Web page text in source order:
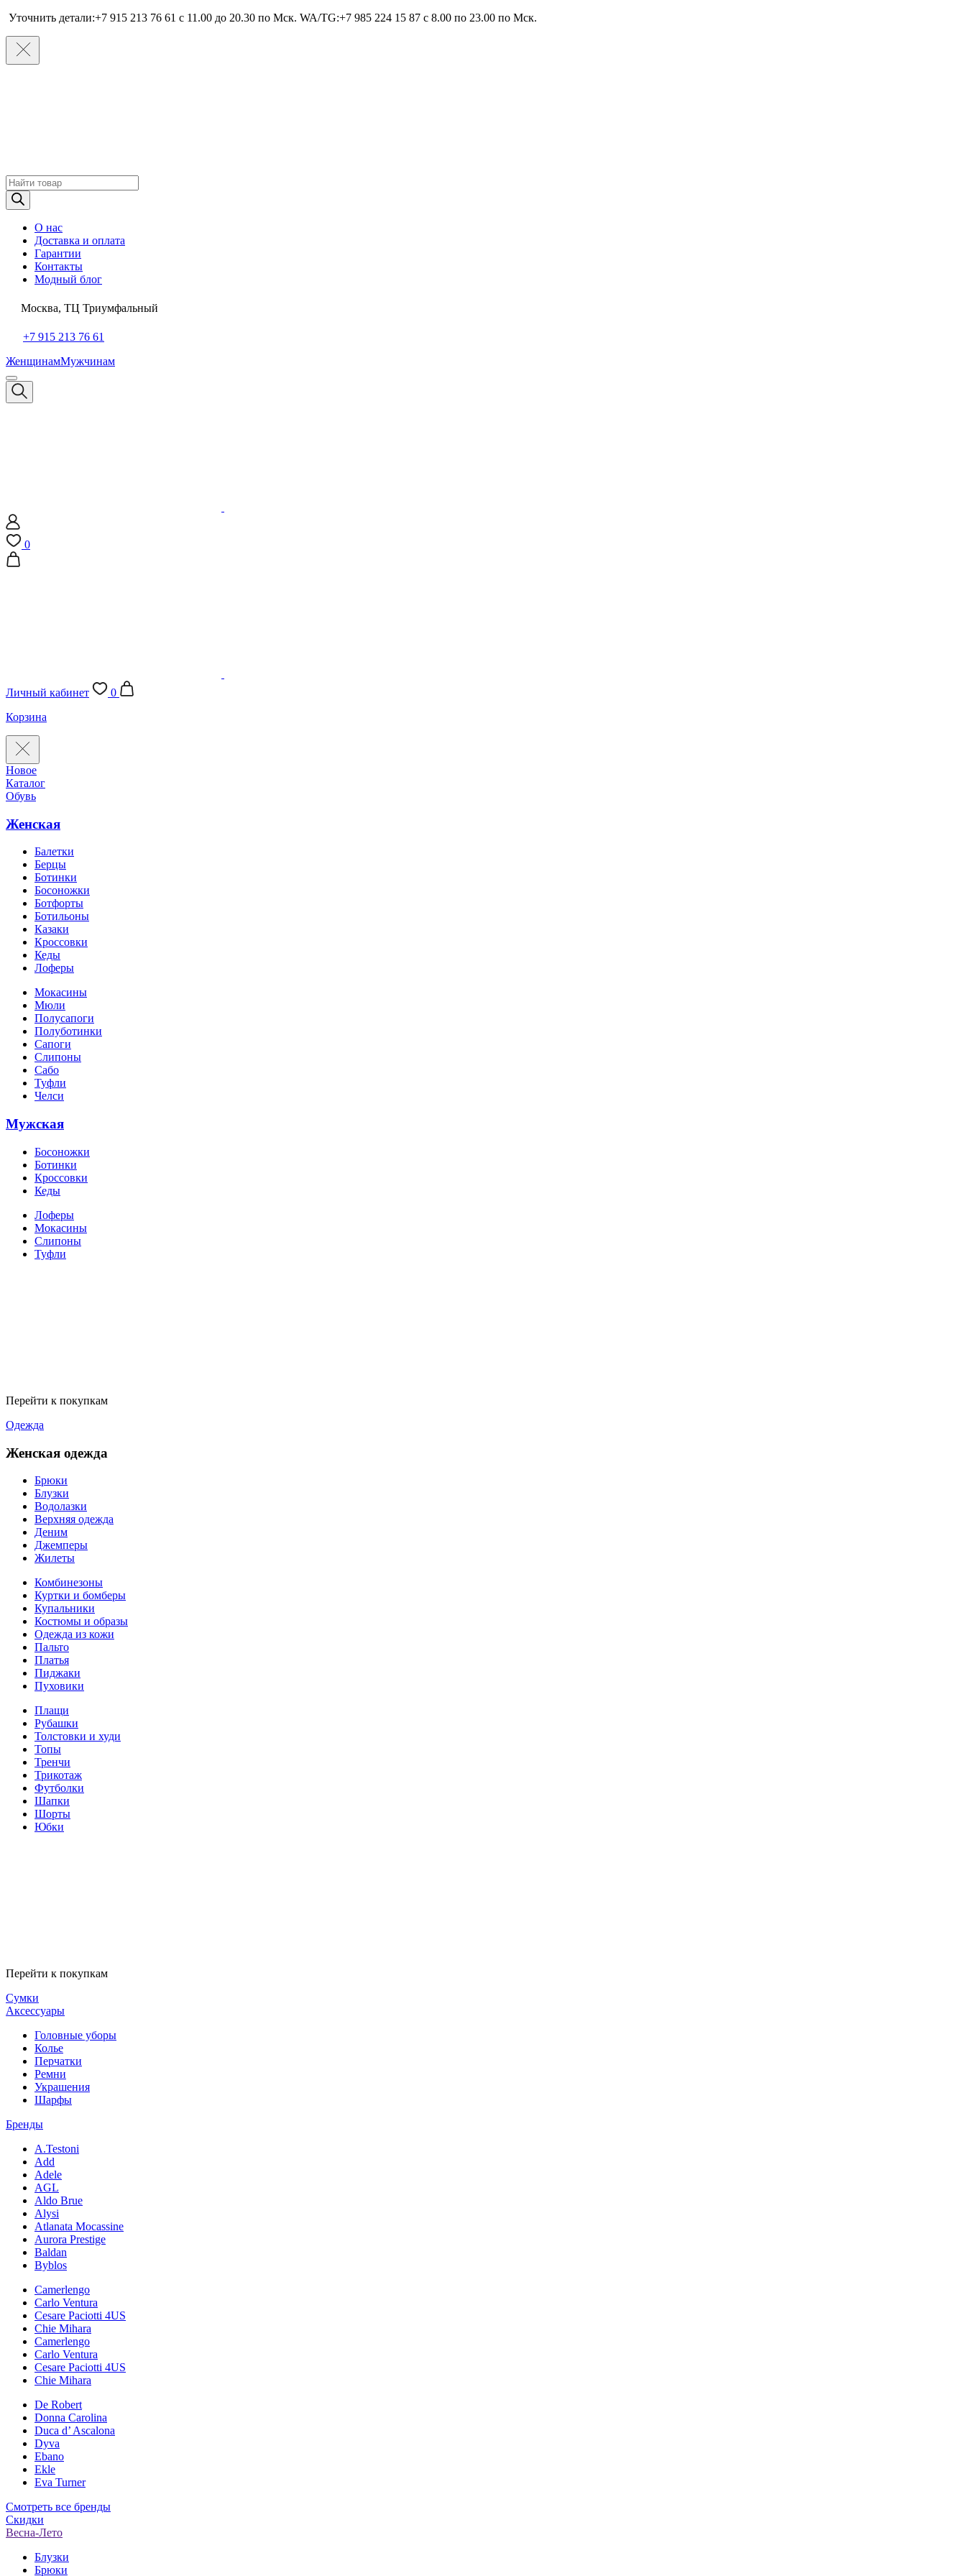
Уточнить детали:+7 915 213 76 61 c 11.00 до 20.30 по Мcк. WA/TG:+7 985 224 15 87 c 8.00 по 23.00 по Мcк.
Поиск
товаров
О нас
Доставка и оплата
Гарантии
Контакты
Модный блог
Москва, ТЦ Триумфальный
+7 915 213 76 61
ЖенщинамМужчинам
0
Личный кабинет
0
Корзина
Новое
Каталог
Обувь
Женская
Балетки
Берцы
Ботинки
Босоножки
Ботфорты
Ботильоны
Казаки
Кроссовки
Кеды
Лоферы
Мокасины
Мюли
Полусапоги
Полуботинки
Сапоги
Слипоны
Сабо
Туфли
Челси
Мужская
Босоножки
Ботинки
Кроссовки
Кеды
Лоферы
Мокасины
Слипоны
Туфли
Перейти к покупкам
Одежда
Женская одежда
Брюки
Блузки
Водолазки
Верхняя одежда
Деним
Джемперы
Жилеты
Комбинезоны
Куртки и бомберы
Купальники
Костюмы и образы
Одежда из кожи
Пальто
Платья
Пиджаки
Пуховики
Плащи
Рубашки
Толстовки и худи
Топы
Тренчи
Трикотаж
Футболки
Шапки
Шорты
Юбки
Перейти к покупкам
Сумки
Аксессуары
Головные уборы
Колье
Перчатки
Ремни
Украшения
Шарфы
Бренды
A.Testoni
Add
Adele
AGL
Aldo Brue
Alysi
Atlanata Mocassine
Aurora Prestige
Baldan
Byblos
Camerlengo
Carlo Ventura
Cesare Paciotti 4US
Chie Mihara
Camerlengo
Carlo Ventura
Cesare Paciotti 4US
Chie Mihara
De Robert
Donna Carolina
Duca d’ Ascalona
Dyva
Ebano
Ekle
Eva Turner
Смотреть все бренды
Скидки
Весна-Лето
Блузки
Брюки